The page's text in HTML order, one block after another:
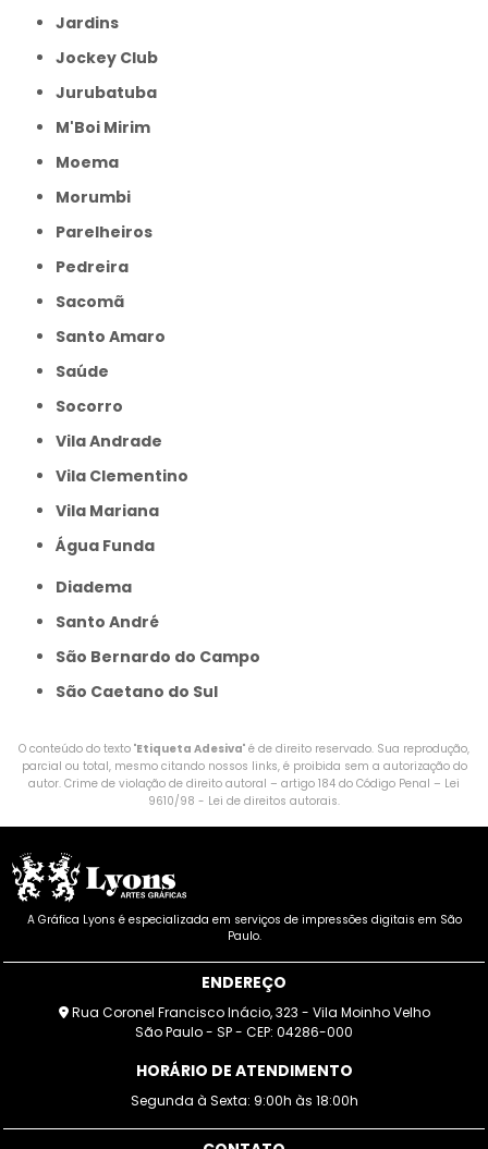
Jardins
Jockey Club
Jurubatuba
M'Boi Mirim
Moema
Morumbi
Parelheiros
Pedreira
Sacomã
Santo Amaro
Saúde
Socorro
Vila Andrade
Vila Clementino
Vila Mariana
Água Funda
Diadema
Santo André
São Bernardo do Campo
São Caetano do Sul
O conteúdo do texto "Etiqueta Adesiva" é de direito reservado. Sua reprodução,
parcial ou total, mesmo citando nossos links, é proibida sem a autorização do
autor. Crime de violação de direito autoral – artigo 184 do Código Penal – Lei
9610/98 - Lei de direitos autorais.
A Gráfica Lyons é especializada em serviços de impressões digitais em São
Paulo.
ENDEREÇO
Rua Coronel Francisco Inácio, 323 - Vila Moinho Velho
São Paulo - SP - CEP: 04286-000
HORÁRIO DE ATENDIMENTO
Segunda à Sexta: 9:00h às 18:00h